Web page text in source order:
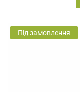
Під замовлення